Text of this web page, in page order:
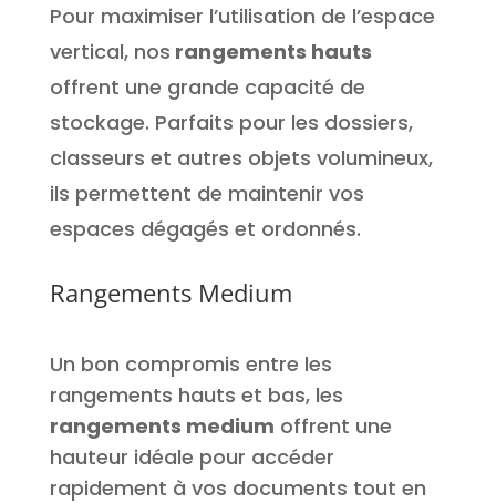
Pour maximiser l’utilisation de l’espace
vertical, nos rangements hauts
offrent une grande capacité de
stockage. Parfaits pour les dossiers,
classeurs et autres objets volumineux,
ils permettent de maintenir vos
espaces dégagés et ordonnés.
Rangements Medium
Un bon compromis entre les
rangements hauts et bas, les
rangements medium offrent une
hauteur idéale pour accéder
rapidement à vos documents tout en